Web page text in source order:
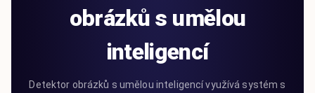
obrázků s umělou
inteligencí
Detektor obrázků s umělou inteligencí využívá systém s